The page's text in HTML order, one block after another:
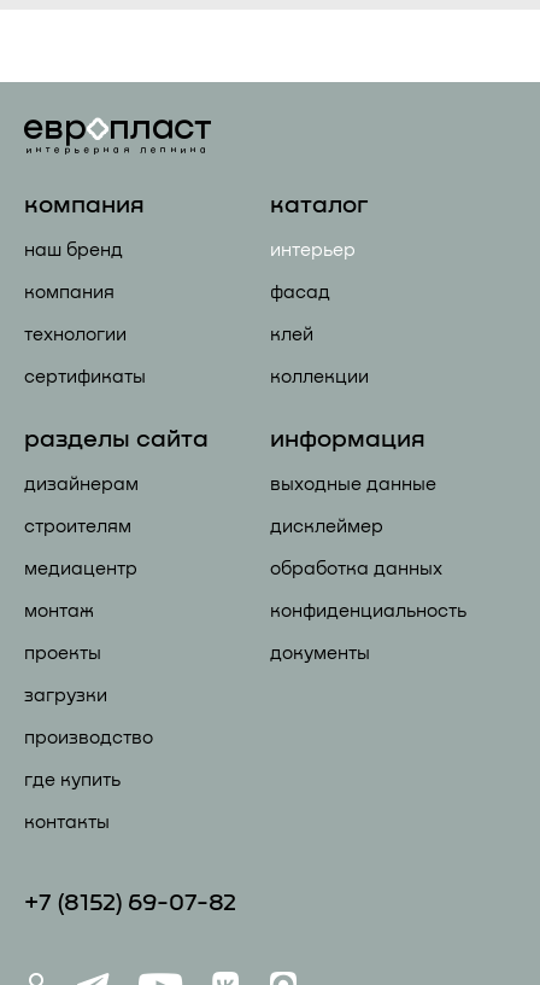
компания
наш бренд
компания
технологии
сертификаты
каталог
интерьер
фасад
клей
коллекции
разделы сайта
дизайнерам
строителям
медиацентр
монтаж
проекты
загрузки
производство
где купить
контакты
информация
выходные данные
дисклеймер
обработка данных
конфиденциальность
документы
+7 (81 52) 69-07-82